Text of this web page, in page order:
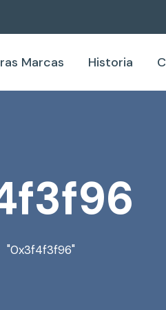
Marcas Historia
"0x3f4f3f96"